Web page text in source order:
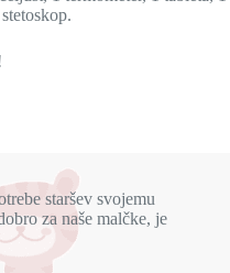
staršev svojemu
za naše malčke, je